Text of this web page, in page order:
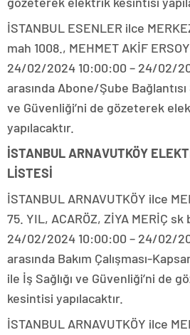
İSTANBUL ESENLER ilce
mah 1008., MEHMET AKİF
24/02/2024 10:00:00 – 24/02/
arasında Abone/Şube Bağlantısı
ve Güvenliği’ni de gözeterek
yapılacaktır.
İSTANBUL ARNAVUTKÖY
LİSTESİ
İSTANBUL ARNAVUTKÖY ilce
75. YIL, ACARÖZ, ZİYA MERİÇ
24/02/2024 10:00:00 – 24/02/
arasında Bakım Çalışması-
ile İş Sağlığı ve Güvenliği’ni de
kesintisi yapılacaktır.
İSTANBUL ARNAVUTKÖY ilce